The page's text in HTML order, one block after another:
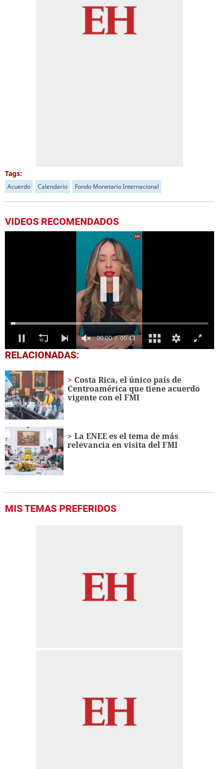
Tags:
Acuerdo Calendario Fondo Monetario Internacional
VIDEOS RECOMENDADOS
0
seconds
43
seconds
RELACIONADAS:
Costa Rica, el único país de
Centroamérica que tiene acuerdo
vigente con el FMI
La ENEE es el tema de más
relevancia en visita del FMI
MIS TEMAS PREFERIDOS